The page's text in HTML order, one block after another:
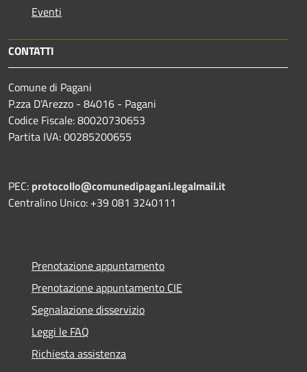
Eventi
CONTATTI
Comune di Pagani
P.zza D'Arezzo - 84016 - Pagani
Codice Fiscale: 80020730653
Partita IVA: 00285200655
PEC: protocollo@comunedipagani.legalmail.it
Centralino Unico: +39 081 3240111
Prenotazione appuntamento
Prenotazione appuntamento CIE
Segnalazione disservizio
Leggi le FAQ
Richiesta assistenza